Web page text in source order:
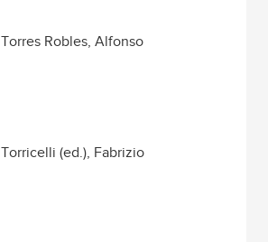
Torres Robles, Alfonso
Torricelli (ed.), Fabrizio